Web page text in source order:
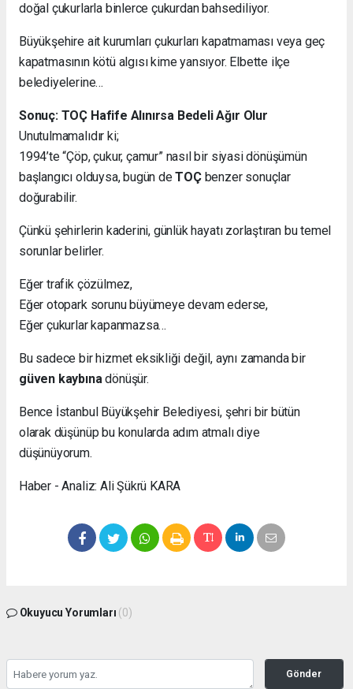
doğal çukurlarla binlerce çukurdan bahsediliyor.
Büyükşehire ait kurumları çukurları kapatmaması veya geç
kapatmasının kötü algısı kime yansıyor. Elbette ilçe
belediyelerine…
Sonuç: TOÇ Hafife Alınırsa Bedeli Ağır Olur
Unutulmamalıdır ki;
1994’te “Çöp, çukur, çamur” nasıl bir siyasi dönüşümün
başlangıcı olduysa, bugün deTOÇbenzer sonuçlar
doğurabilir.
Çünkü şehirlerin kaderini, günlük hayatı zorlaştıran bu temel
sorunlar belirler.
Eğer trafik çözülmez,
Eğer otopark sorunu büyümeye devam ederse,
Eğer çukurlar kapanmazsa…
Bu sadece bir hizmet eksikliği değil, aynı zamanda bir
güven kaybınadönüşür.
Bence İstanbul Büyükşehir Belediyesi, şehri bir bütün
olarak düşünüp bu konularda adım atmalı diye
düşünüyorum.
Haber - Analiz: Ali Şükrü KARA
Okuyucu Yorumları (0)
Gönder